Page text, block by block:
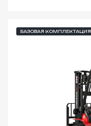
БАЗОВАЯ КОМПЛЕКТАЦИЯ